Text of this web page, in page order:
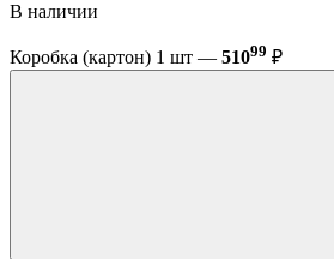
В наличии
Коробка (картон) 1 шт — 51099 ₽